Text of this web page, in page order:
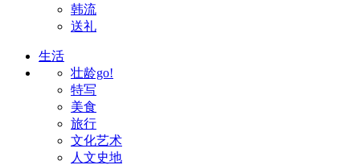
韩流
送礼
生活
壮龄go!
特写
美食
旅行
文化艺术
人文史地